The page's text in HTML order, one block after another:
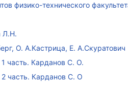
физико-технического
Л.Н.
О. А.Кастрица, Е. А.Скуратович
часть. Карданов С. О.
часть. Карданов С. О